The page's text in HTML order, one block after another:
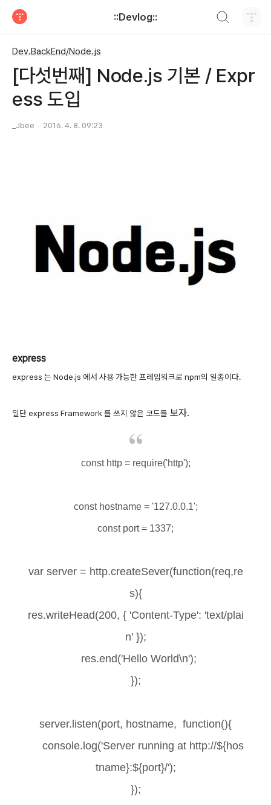
::Devlog::
Dev.BackEnd/Node.js
[다섯번째] Node.js 기본 / Expr
ess 도입
_Jbee 2016. 4. 8. 09:23
express
express 는 Node.js 에서 사용 가능한 프레임워크로 npm의 일종이다.
일단 express Framework 를 쓰지 않은 코드를 보자.
const http = require('http');
const hostname = '127.0.0.1';
const port = 1337;
var server = http.createSever(function(req,re
s){
res.writeHead(200, { 'Content-Type': 'text/plai
n' });
res.end('Hello World\n');
});
server.listen(port, hostname, function(){
console.log('Server running at http://${hos
tname}:${port}/');
});